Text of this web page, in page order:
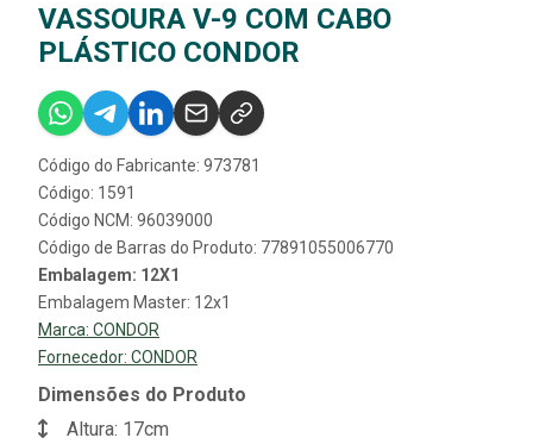
VASSOURA V-9 COM CABO
PLÁSTICO CONDOR
Código do Fabricante: 973781
Código: 1591
Código NCM: 96039000
Código de Barras do Produto: 77891055006770
Embalagem: 12X1
Embalagem Master: 12x1
Marca: CONDOR
Fornecedor: CONDOR
Dimensões do Produto
Altura: 17cm